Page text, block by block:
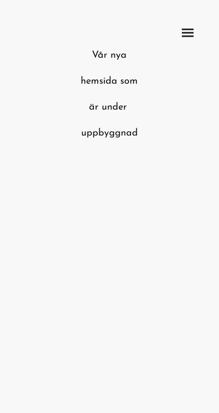
Vår nya
hemsida som
är under
uppbyggnad